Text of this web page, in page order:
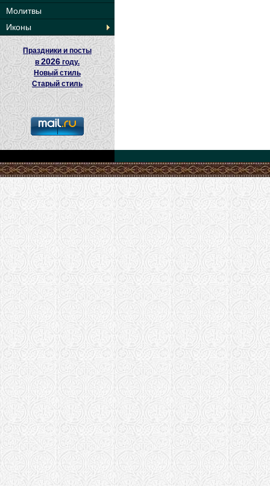
Молитвы
Иконы
Праздники и посты
в2026 году.
Новый стиль
Старый стиль